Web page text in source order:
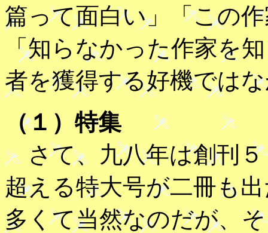
篇って面白い」「この
「知らなかった作家を
者を獲得する好機では
（１）特集
さて、九八年は創刊５
超える特大号が二冊も
多くて当然なのだが、